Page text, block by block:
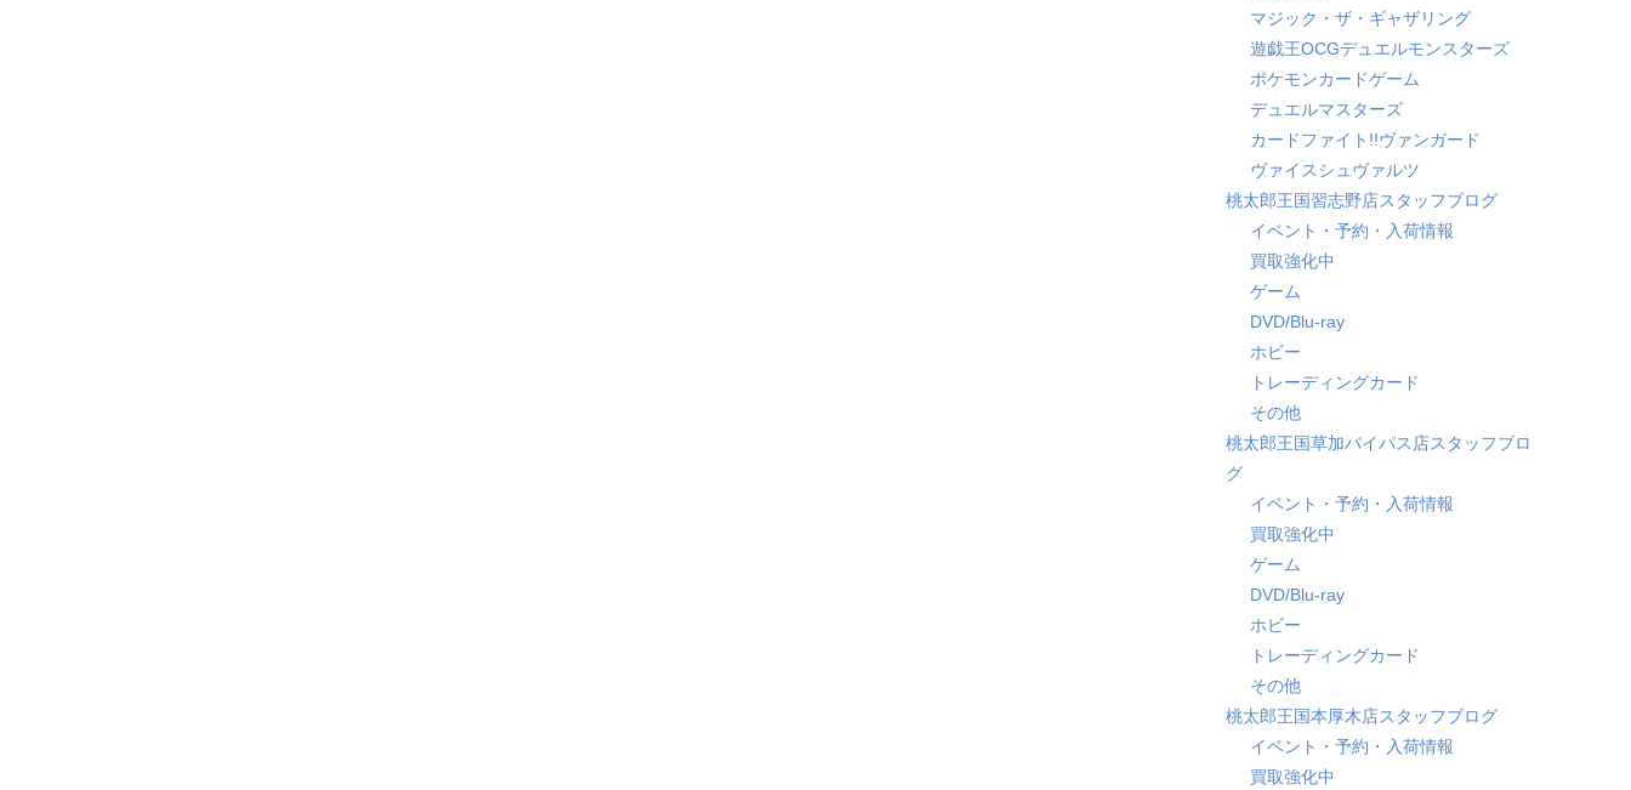
マジック・ザ・ギャザリング
遊戯王OCGデュエルモンスターズ
ポケモンカードゲーム
デュエルマスターズ
カードファイト!!ヴァンガード
ヴァイスシュヴァルツ
桃太郎王国習志野店スタッフブログ
イベント・予約・入荷情報
買取強化中
ゲーム
DVD/Blu-ray
ホビー
トレーディングカード
その他
桃太郎王国草加バイパス店スタッフブロ
グ
イベント・予約・入荷情報
買取強化中
ゲーム
DVD/Blu-ray
ホビー
トレーディングカード
その他
桃太郎王国本厚木店スタッフブログ
イベント・予約・入荷情報
買取強化中